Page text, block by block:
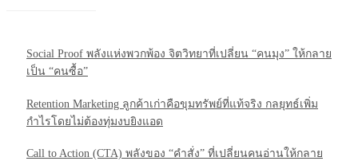
Social Proof พลังแห่งพวกพ้อง จิตวิทยาที่เปลี่ยน “คนมุง” ให้กลาย
เป็น “คนซื้อ”
Retention Marketing ลูกค้าเก่าคือขุมทรัพย์ที่แท้จริง กลยุทธ์เพิ่ม
กำไรโดยไม่ต้องทุ่มงบยิงแอด
Call to Action (CTA) พลังของ “คำสั่ง” ที่เปลี่ยนคนอ่านให้กลาย